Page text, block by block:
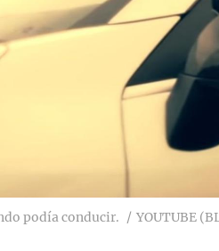
podía conducir. YOUTUBE